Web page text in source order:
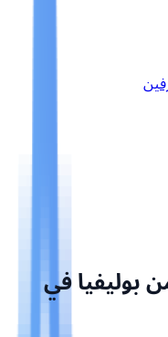
بوليفيا في